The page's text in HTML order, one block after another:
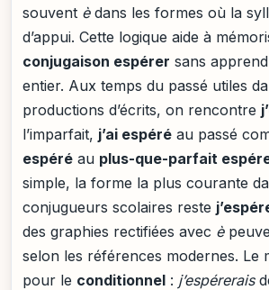
souvent èdans les formes où la
d’appui. Cette logique aide à
conjugaison espérer sans
entier. Aux temps du passé utiles
productions d’écrits, on rencontre
l’imparfait, j’ai espéré au passé
espéré au plus-que-parfait
simple, la forme la plus courante
conjugueurs scolaires reste
des graphies rectifiées avec è
selon les références modernes. Le
pour le conditionnel : j’espérerais